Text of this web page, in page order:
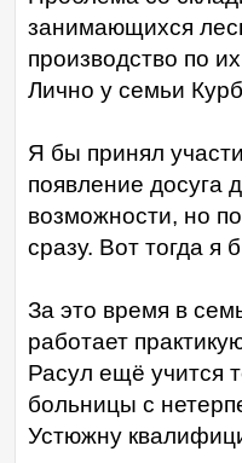
занимающихся
производство по
Лично у семьи
Я бы принял
появление досуга
возможности, но
сразу. Вот тогда я
За это время в
работает
Расул ещё учится
больницы с
Устюжну